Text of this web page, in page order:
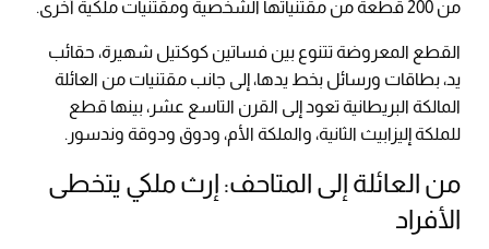
من 200 قطعة من مقتنياتها الشخصية ومقتنيات ملكية أخرى.
القطع المعروضة تتنوع بين فساتين كوكتيل شهيرة، حقائب
يد، بطاقات ورسائل بخط يدها، إلى جانب مقتنيات من العائلة
المالكة البريطانية تعود إلى القرن التاسع عشر، بينها قطع
للملكة إليزابيث الثانية، والملكة الأم، ودوق ودوقة وندسور.
من العائلة إلى المتاحف: إرث ملكي يتخطى
الأفراد